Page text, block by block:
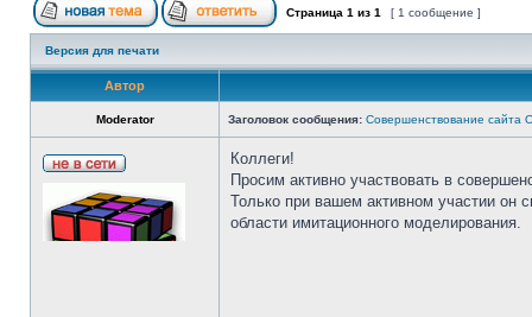
Страница 1 из 1 [ 1 сообщение ]
Версия для печати
Автор
Moderator Заголовок сообщения: Совершенствование сайта
Коллеги!
Просим активно участвовать в
Только при вашем активном участии он
области имитационного моделирования.